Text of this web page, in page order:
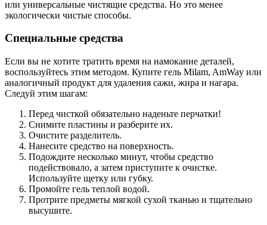
или универсальные чистящие средства. Но это менее
экологически чистые способы.
Специальные средства
Если вы не хотите тратить время на намокание деталей,
воспользуйтесь этим методом. Купите гель Milam, AmWay или
аналогичный продукт для удаления сажи, жира и нагара.
Следуй этим шагам:
Перед чисткой обязательно наденьте перчатки!
Снимите пластины и разберите их.
Очистите разделитель.
Нанесите средство на поверхность.
Подождите несколько минут, чтобы средство
подействовало, а затем приступите к очистке.
Используйте щетку или губку.
Промойте гель теплой водой.
Протрите предметы мягкой сухой тканью и тщательно
высушите.